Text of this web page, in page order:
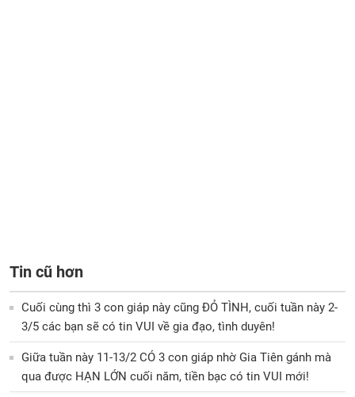
Tin cũ hơn
Cuối cùng thì 3 con giáp này cũng ĐỎ TÌNH, cuối tuần này 2-
3/5 các bạn sẽ có tin VUI về gia đạo, tình duyên!
Giữa tuần này 11-13/2 CÓ 3 con giáp nhờ Gia Tiên gánh mà
qua được HẠN LỚN cuối năm, tiền bạc có tin VUI mới!